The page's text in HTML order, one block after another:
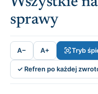
sprawy
A− A+ Tryb
✓ Refren po każdej